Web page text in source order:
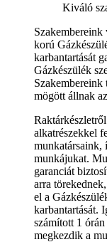
Kiváló
korú
karbantartását
Gázkészülék
Szakembereink
mögött állnak
alkatrészekkel
munkatársaink,
munkájukat.
garanciát
arra
el a
karbantartását.
számított 1
megkezdik a